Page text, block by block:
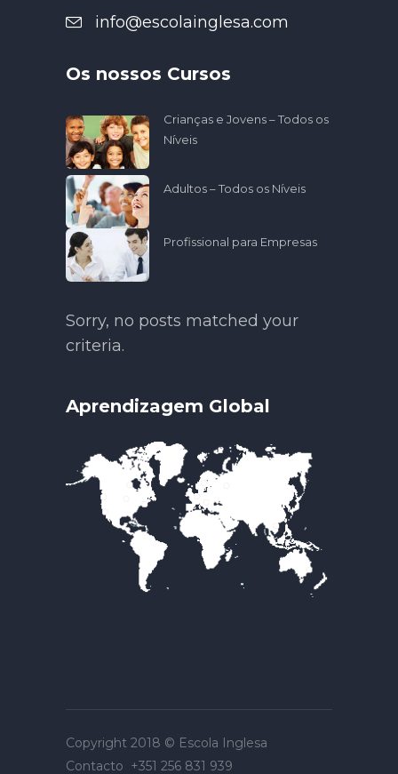
info@escolainglesa.com
Os nossos Cursos
Crianças e Jovens – Todos os
Níveis
Adultos – Todos os Níveis
Profissional para Empresas
Sorry, no posts matched your
criteria.
Aprendizagem Global
Copyright 2018 © Escola Inglesa
Contacto +351 256 831 939